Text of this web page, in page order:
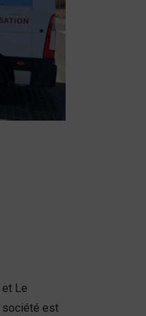
Le
société est